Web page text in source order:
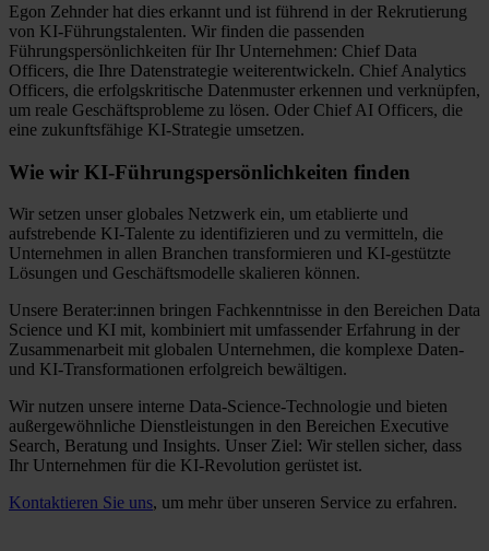
Egon Zehnder hat dies erkannt und ist führend in der Rekrutierung
von KI-Führungstalenten. Wir finden die passenden
Führungspersönlichkeiten für Ihr Unternehmen: Chief Data
Officers, die Ihre Datenstrategie weiterentwickeln. Chief Analytics
Officers, die erfolgskritische Datenmuster erkennen und verknüpfen,
um reale Geschäftsprobleme zu lösen. Oder Chief AI Officers, die
eine zukunftsfähige KI-Strategie umsetzen.
Wie wir KI-Führungspersönlichkeiten finden
Wir setzen unser globales Netzwerk ein, um etablierte und
aufstrebende KI-Talente zu identifizieren und zu vermitteln, die
Unternehmen in allen Branchen transformieren und KI-gestützte
Lösungen und Geschäftsmodelle skalieren können.
Unsere Berater:innen bringen Fachkenntnisse in den Bereichen Data
Science und KI mit, kombiniert mit umfassender Erfahrung in der
Zusammenarbeit mit globalen Unternehmen, die komplexe Daten-
und KI-Transformationen erfolgreich bewältigen.
Wir nutzen unsere interne Data-Science-Technologie und bieten
außergewöhnliche Dienstleistungen in den Bereichen Executive
Search, Beratung und Insights. Unser Ziel: Wir stellen sicher, dass
Ihr Unternehmen für die KI-Revolution gerüstet ist.
Kontaktieren Sie uns, um mehr über unseren Service zu erfahren.